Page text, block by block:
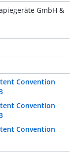
GmbH &
Convention
Convention
Convention